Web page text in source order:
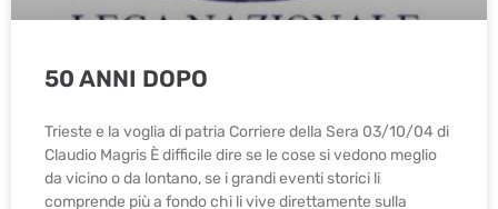
50 ANNI DOPO
Trieste e la voglia di patria Corriere della Sera 03/10/04 di
Claudio Magris È difficile dire se le cose si vedono meglio
da vicino o da lontano, se i grandi eventi storici li
comprende più a fondo chi li vive direttamente sulla